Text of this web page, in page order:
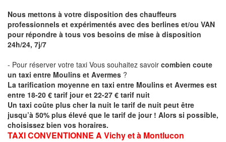
Nous mettons à votre disposition des chauffeurs
professionnels et expérimentés avec des berlines et/ou VAN
pour répondre à tous vos besoins de mise à disposition
24h/24, 7j/7
- Pour réserver votre taxi Vous souhaitez savoir combien coute
un taxi entre Moulins et Avermes ?
La tarification moyenne en taxi entre Moulins et Avermes est
entre 18-20 € tarif jour et 22-27 € tarif nuit
Un taxi coûte plus cher la nuit le tarif de nuit peut être
jusqu’à 50% plus élevé que le tarif de jour ! Alors si possible,
choisissez bien vos horaires.
TAXI CONVENTIONNE A Vichy et à Montlucon